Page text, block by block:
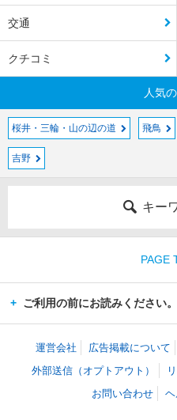
交通
クチコミ
人気
桜井・三輪・山の辺の道 飛鳥
吉野
キー
PAGE
ご利用の前にお読みください。
運営会社 広告掲載について
外部送信（オプトアウト）
お問い合わせ